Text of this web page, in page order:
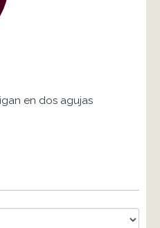
en dos agujas